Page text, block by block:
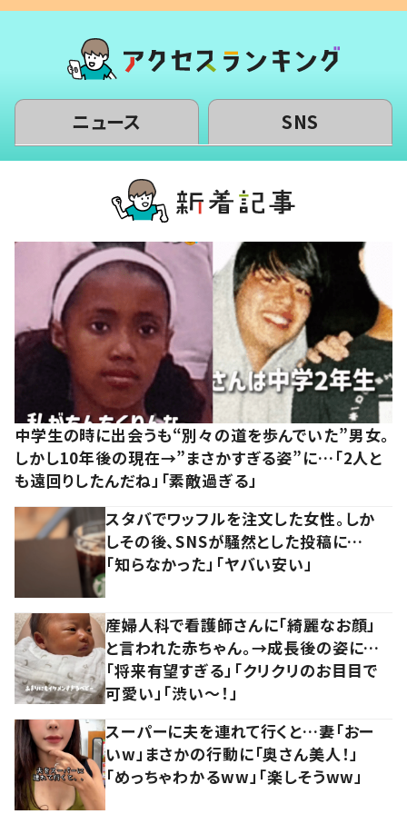
ニュース SNS
中学生の時に出会うも“別々の道を歩んでいた”男女。
しかし10年後の現在→”まさかすぎる姿”に…「2人と
も遠回りしたんだね」「素敵過ぎる」
スタバでワッフルを注文した女性。しか
しその後、SNSが騒然とした投稿に…
「知らなかった」「ヤバい安い」
産婦人科で看護師さんに「綺麗なお顔」
と言われた赤ちゃん。→成長後の姿に…
「将来有望すぎる」「クリクリのお目目で
可愛い」「渋い～！」
スーパーに夫を連れて行くと…妻「おー
いw」まさかの行動に「奥さん美人！」
「めっちゃわかるww」「楽しそうww」